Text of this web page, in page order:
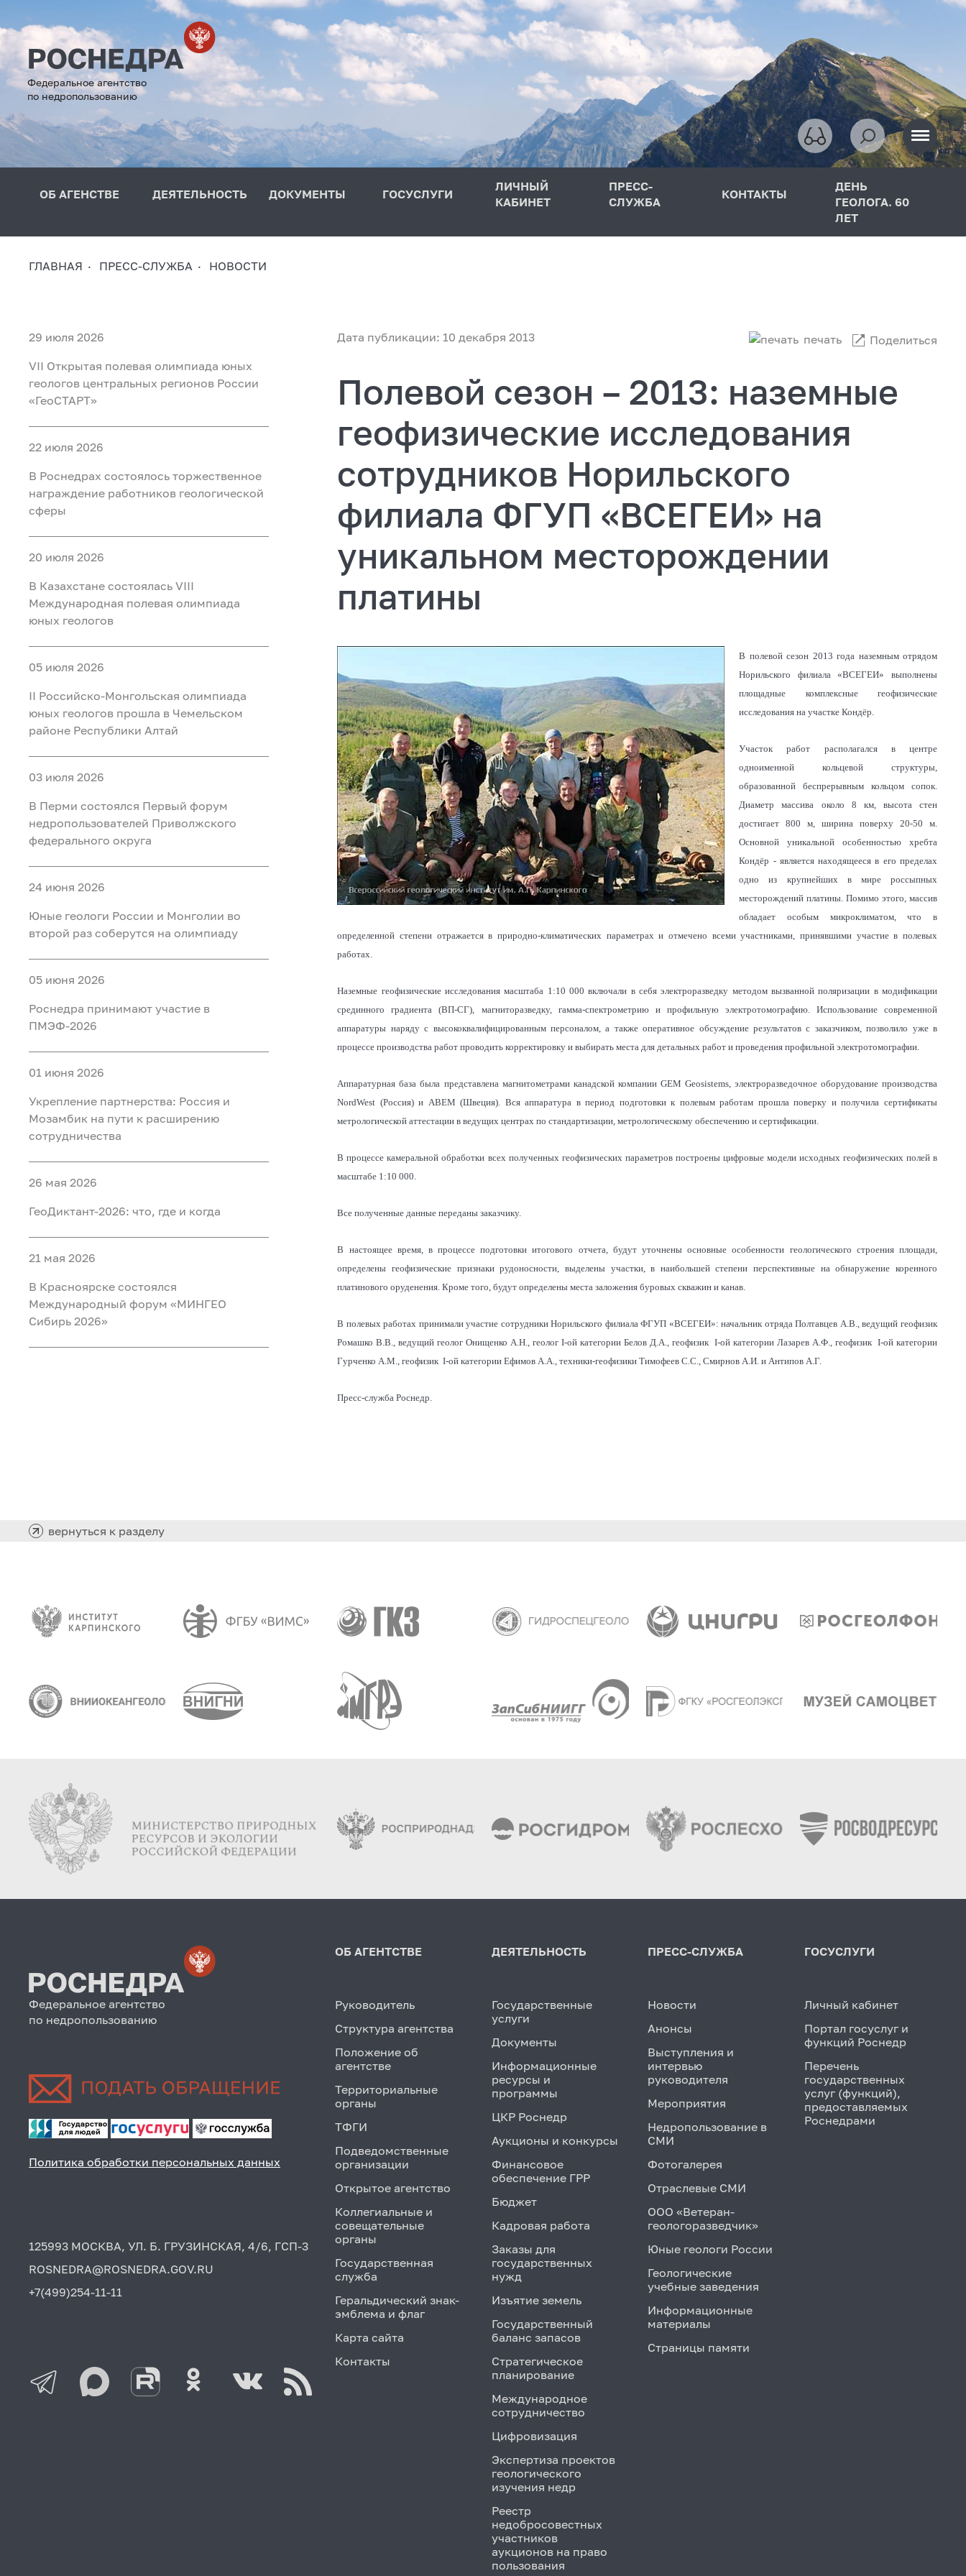
Федеральное агентство
по недропользованию
ОБ АГЕНСТВЕ ДЕЯТЕЛЬНОСТЬ ДОКУМЕНТЫ ГОСУСЛУГИ
ЛИЧНЫЙ
КАБИНЕТ
ПРЕСС-
СЛУЖБА
КОНТАКТЫ
ДЕНЬ
ГЕОЛОГА. 60
ЛЕТ
ГЛАВНАЯ ПРЕСС-СЛУЖБА НОВОСТИ
29 июля 2026
VII Открытая полевая олимпиада юных
геологов центральных регионов России
«ГеоСТАРТ»
22 июля 2026
В Роснедрах состоялось торжественное
награждение работников геологической
сферы
20 июля 2026
В Казахстане состоялась VIII
Международная полевая олимпиада
юных геологов
05 июля 2026
II Российско‑Монгольская олимпиада
юных геологов прошла в Чемельском
районе Республики Алтай
03 июля 2026
В Перми состоялся Первый форум
недропользователей Приволжского
федерального округа
24 июня 2026
Юные геологи России и Монголии во
второй раз соберутся на олимпиаду
05 июня 2026
Роснедра принимают участие в
ПМЭФ-2026
01 июня 2026
Укрепление партнерства: Россия и
Мозамбик на пути к расширению
сотрудничества
26 мая 2026
ГеоДиктант-2026: что, где и когда
21 мая 2026
В Красноярске состоялся
Международный форум «МИНГЕО
Сибирь 2026»
Дата публикации: 10 декабря 2013 печать Поделиться
Полевой сезон – 2013: наземные
геофизические исследования
сотрудников Норильского
филиала ФГУП «ВСЕГЕИ» на
уникальном месторождении
платины
В полевой сезон 2013 года наземным отрядом
Норильского филиала «ВСЕГЕИ» выполнены
площадные комплексные геофизические
исследования на участке Кондёр.
Участок работ располагался в центре
одноименной кольцевой структуры,
образованной беспрерывным кольцом сопок.
Диаметр массива около 8 км, высота стен
достигает 800 м, ширина поверху 20-50 м.
Основной уникальной особенностью хребта
Кондёр - является находящееся в его пределах
одно из крупнейших в мире россыпных
месторождений платины. Помимо этого, массив
обладает особым микроклиматом, что в
определенной степени отражается в природно-климатических параметрах и отмечено всеми участниками, принявшими участие в полевых
работах.
Наземные геофизические исследования масштаба 1:10 000 включали в себя электроразведку методом вызванной поляризации в модификации
срединного градиента (ВП-СГ), магниторазведку, гамма-спектрометрию и профильную электротомографию. Использование современной
аппаратуры наряду с высококвалифицированным персоналом, а также оперативное обсуждение результатов с заказчиком, позволило уже в
процессе производства работ проводить корректировку и выбирать места для детальных работ и проведения профильной электротомографии.
Аппаратурная база была представлена магнитометрами канадской компании GEM Geosistems, электроразведочное оборудование производства
NordWest (Россия) и ABEM (Швеция). Вся аппаратура в период подготовки к полевым работам прошла поверку и получила сертификаты
метрологической аттестации в ведущих центрах по стандартизации, метрологическому обеспечению и сертификации.
В процессе камеральной обработки всех полученных геофизических параметров построены цифровые модели исходных геофизических полей в
масштабе 1:10 000.
Все полученные данные переданы заказчику.
В настоящее время, в процессе подготовки итогового отчета, будут уточнены основные особенности геологического строения площади,
определены геофизические признаки рудоносности, выделены участки, в наибольшей степени перспективные на обнаружение коренного
платинового оруденения. Кроме того, будут определены места заложения буровых скважин и канав.
В полевых работах принимали участие сотрудники Норильского филиала ФГУП «ВСЕГЕИ»: начальник отряда Полтавцев А.В., ведущий геофизик
Ромашко В.В., ведущий геолог Онищенко А.Н., геолог I-ой категории Белов Д.А., геофизик I-ой категории Лазарев А.Ф., геофизик I-ой категории
Гурченко А.М., геофизик I-ой категории Ефимов А.А., техники-геофизики Тимофеев С.С., Смирнов А.И. и Антипов А.Г.
Пресс-служба Роснедр.
вернуться к разделу
Федеральное агентство
по недропользованию
Политика обработки персональных данных
125993 МОСКВА, УЛ. Б. ГРУЗИНСКАЯ, 4/6, ГСП-3
ROSNEDRA@ROSNEDRA.GOV.RU
+7(499)254-11-11
ОБ АГЕНТСТВЕ
Руководитель
Структура агентства
Положение об
агентстве
Территориальные
органы
ТФГИ
Подведомственные
организации
Открытое агентство
Коллегиальные и
совещательные
органы
Государственная
служба
Геральдический знак-
эмблема и флаг
Карта сайта
Контакты
ДЕЯТЕЛЬНОСТЬ
Государственные
услуги
Документы
Информационные
ресурсы и
программы
ЦКР Роснедр
Аукционы и конкурсы
Финансовое
обеспечение ГРР
Бюджет
Кадровая работа
Заказы для
государственных
нужд
Изъятие земель
Государственный
баланс запасов
Стратегическое
планирование
Международное
сотрудничество
Цифровизация
Экспертиза проектов
геологического
изучения недр
Реестр
недобросовестных
участников
аукционов на право
пользования
ПРЕСС-СЛУЖБА
Новости
Анонсы
Выступления и
интервью
руководителя
Мероприятия
Недропользование в
СМИ
Фотогалерея
Отраслевые СМИ
ООО «Ветеран-
геологоразведчик»
Юные геологи России
Геологические
учебные заведения
Информационные
материалы
Страницы памяти
ГОСУСЛУГИ
Личный кабинет
Портал госуслуг и
функций Роснедр
Перечень
государственных
услуг (функций),
предоставляемых
Роснедрами